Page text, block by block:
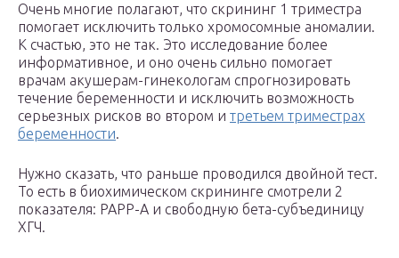
Очень многие полагают, что скрининг 1 триместра
помогает исключить только хромосомные аномалии.
К счастью, это не так. Это исследование более
информативное, и оно очень сильно помогает
врачам акушерам-гинекологам спрогнозировать
течение беременности и исключить возможность
серьезных рисков во втором и третьем триместрах
беременности.
Нужно сказать, что раньше проводился двойной тест.
То есть в биохимическом скрининге смотрели 2
показателя: PAPP-A и свободную бета-субъединицу
ХГЧ.